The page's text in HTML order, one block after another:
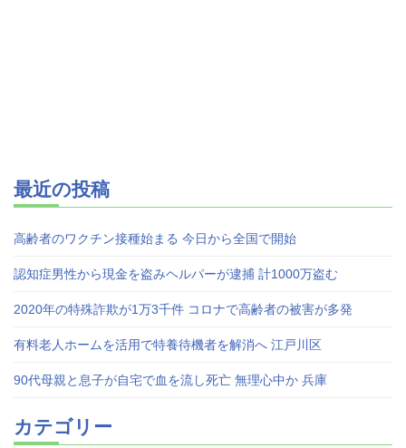
最近の投稿
高齢者のワクチン接種始まる 今日から全国で開始
認知症男性から現金を盗みヘルパーが逮捕 計1000万盗む
2020年の特殊詐欺が1万3千件 コロナで高齢者の被害が多発
有料老人ホームを活用で特養待機者を解消へ 江戸川区
90代母親と息子が自宅で血を流し死亡 無理心中か 兵庫
カテゴリー